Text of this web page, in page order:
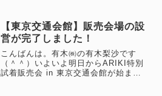
イベントスペース名古屋市中村区名駅
1-1-14 ジ...
【東京交通会館】販売会場の設
営が完了しました！
こんばんは。有木㈱の有木梨沙です
（＾＾）いよいよ明日からARIKI特別
試着販売会 in 東京交通会館が始まり